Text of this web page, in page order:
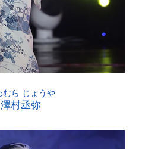
澤村丞弥